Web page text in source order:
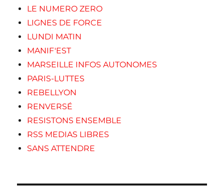
LE NUMERO ZERO
LIGNES DE FORCE
LUNDI MATIN
MANIF'EST
MARSEILLE INFOS AUTONOMES
PARIS-LUTTES
REBELLYON
RENVERSÉ
RESISTONS ENSEMBLE
RSS MEDIAS LIBRES
SANS ATTENDRE